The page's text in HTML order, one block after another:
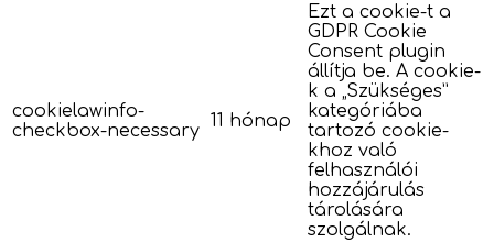
cookielawinfo-
checkbox-necessary 11 hónap
Ezt a cookie-t a
GDPR Cookie
Consent plugin
állítja be. A cookie-
k a „Szükséges”
kategóriába
tartozó cookie-
khoz való
felhasználói
hozzájárulás
tárolására
szolgálnak.